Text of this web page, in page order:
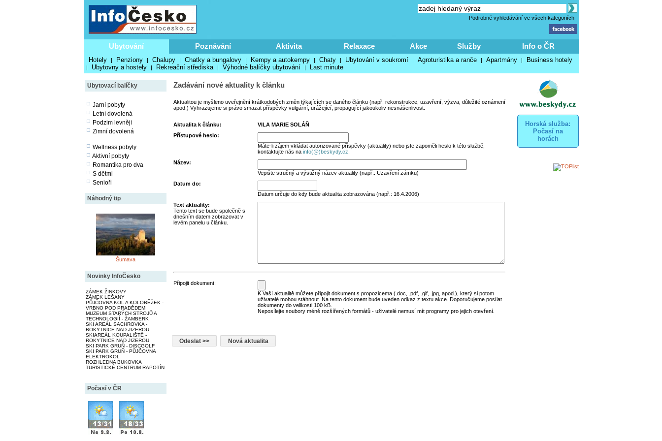
Podrobné vyhledávání ve všech kategoriích
Ubytování Poznávání Aktivita Relaxace Akce Služby Info o ČR
Hotely | Penziony | Chalupy | Chatky a bungalovy | Kempy a autokempy | Chaty | Ubytování v soukromí | Agroturistika a ranče | Apartmány | Business hotely
| Ubytovny a hostely | Rekreační střediska | Výhodné balíčky ubytování | Last minute
Ubytovací balíčky
Jarní pobyty
Letní dovolená
Podzim levněji
Zimní dovolená
Wellness pobyty
Aktivní pobyty
Romantika pro dva
S dětmi
Senioři
Náhodný tip
Šumava
Novinky InfoČesko
ZÁMEK ŽINKOVY
ZÁMEK LEŠANY
PŮJČOVNA KOL A KOLOBĚŽEK -
VRBNO POD PRADĚDEM
MUZEUM STARÝCH STROJŮ A
TECHNOLOGIÍ - ŽAMBERK
SKI AREÁL SACHROVKA -
ROKYTNICE NAD JIZEROU
SKIAREÁL KOUPALIŠTĚ -
ROKYTNICE NAD JIZEROU
SKI PARK GRUŇ - DISCGOLF
SKI PARK GRUŇ - PŮJČOVNA
ELEKTROKOL
ROZHLEDNA BUKOVKA
TURISTICKÉ CENTRUM RAPOTÍN
Počasí v ČR
Horská služba:
Počasí na
horách
Zadávání nové aktuality k článku
Aktualitou je myšleno uveřejnění krátkodobých změn týkajících se daného článku (např. rekonstrukce, uzavření, výzva, důležité oznámení
apod.) Vyhrazujeme si právo smazat příspěvky vulgární, urážející, propagující jakoukoliv nesnášenlivost.
Aktualita k článku:
VILA MARIE SOLÁŇ
Přístupové heslo:
Máte-li zájem vkládat autorizované příspěvky (aktuality) nebo jste zapoměli heslo k této službě,
kontaktujte nás na info(@)beskydy.cz
Název:
Vepište stručný a výstižný název aktuality (např.: Uzavření zámku)
Datum do:
Datum určuje do kdy bude aktualita zobrazována (např.: 16.4.2006)
Text aktuality:
Tento text se bude společně s
dnešním datem zobrazovat v
levém panelu u článku.
Připojit dokument:
K Vaší aktualitě můžete připojit dokument s propozicema (.doc, .pdf, .gif, .jpg, apod.), který si potom
uživatelé mohou stáhnout. Na tento dokument bude uveden odkaz z textu akce. Doporučujeme posílat
dokumenty do velikosti 100 kB.
Neposílejte soubory méně rozšířených formátů - uživatelé nemusí mít programy pro jejich otevření.